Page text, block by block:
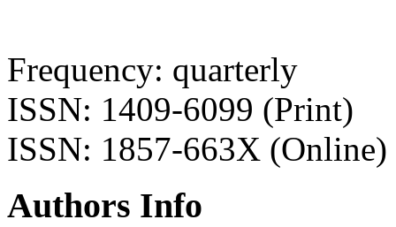
Frequency: quarterly
ISSN: 1409-6099 (Print)
ISSN: 1857-663X (Online)
Authors Info